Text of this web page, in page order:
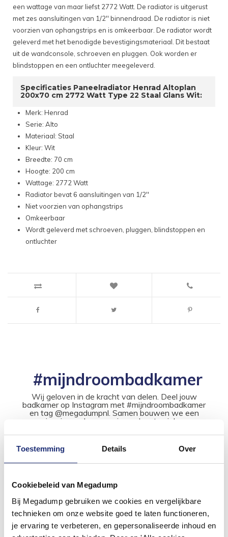
Toestemming Details Over
Cookiebeleid van Megadump
Bij Megadump gebruiken we cookies en vergelijkbare
technieken om onze website goed te laten functioneren,
je ervaring te verbeteren, en gepersonaliseerde inhoud en
een wattage van maar liefst 2772 Watt. De radiator is uitgerust
met zes aansluitingen van 1/2'' binnendraad. De radiator is niet
voorzien van ophangstrips en is omkeerbaar. De radiator wordt
geleverd met het benodigde bevestigingsmateriaal. Dit bestaat
uit de wandconsole, schroeven en pluggen. Ook worden er
blindstoppen en een ontluchter meegeleverd.
Specificaties Paneelradiator Henrad Altoplan
200x70 cm 2772 Watt Type 22 Staal Glans Wit:
Merk: Henrad
Serie: Alto
Materiaal: Staal
Kleur: Wit
Breedte: 70 cm
Hoogte: 200 cm
Wattage: 2772 Watt
Radiator bevat 6 aansluitingen van 1/2''
Niet voorzien van ophangstrips
Omkeerbaar
Wordt geleverd met schroeven, pluggen, blindstoppen en
ontluchter
#mijndroombadkamer
Wij geloven in de kracht van delen. Deel jouw
badkamer op Instagram met #mijndroombadkamer
en tag @megadumpnl. Samen bouwen we een
inspirerende omgeving vol met unieke